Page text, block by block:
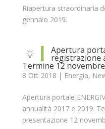
Riapertura straordinaria
gennaio 2019.
Apertura
registrazione
Termine 12
8 Ott 2018 | Energia,
Apertura portale
annualità 2017 e 2019.
presentazione 12